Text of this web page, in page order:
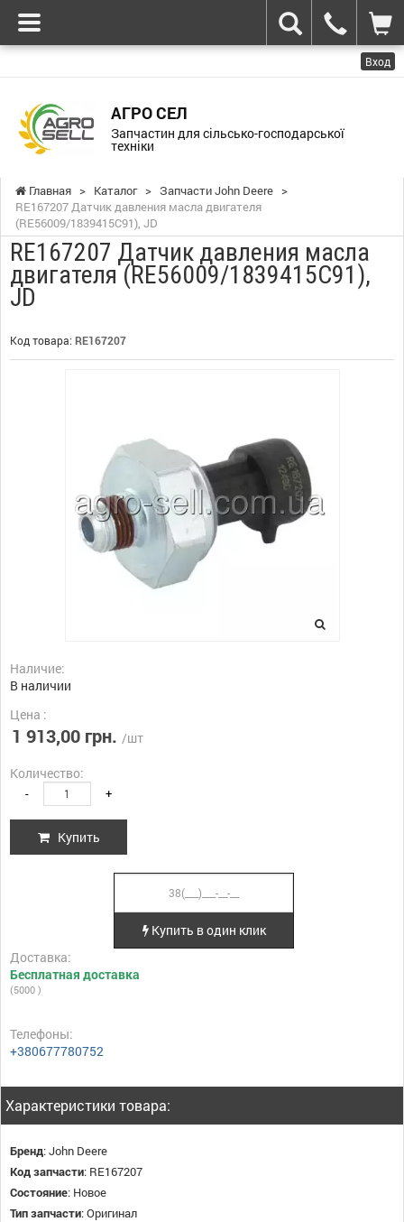
Вход
АГРО СЕЛ
Запчастин для сільсько-господарської
техніки
Главная > Каталог > Запчасти John Deere >
RE167207 Датчик давления масла двигателя
(RE56009/1839415C91), JD
RE167207 Датчик давления масла
двигателя (RE56009/1839415C91),
JD
Код товара: RE167207
Наличие:
В наличии
Цена :
1 913,00 грн. /шт
Количество:
- +
Купить
Купить в один клик
Доставка:
Бесплатная доставка
(5000 )
Телефоны:
+380677780752
Характеристики товара:
Бренд:John Deere
Код запчасти: RE167207
Состояние: Новое
Тип запчасти:Оригинал